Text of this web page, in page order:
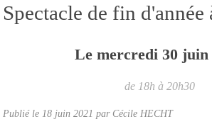
Spectacle de fin d'année
Le mercredi 30 juin
de 18h à 20h30
Publié le 18 juin 2021 par Cécile HECHT